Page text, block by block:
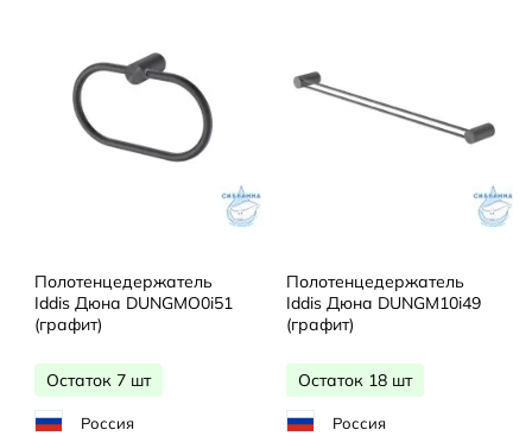
Полотенцедержатель
Iddis Дюна DUNGMO0i51
(графит)
Остаток 7 шт
Россия
Полотенцедержатель
Iddis Дюна DUNGM10i49
(графит)
Остаток 18 шт
Россия